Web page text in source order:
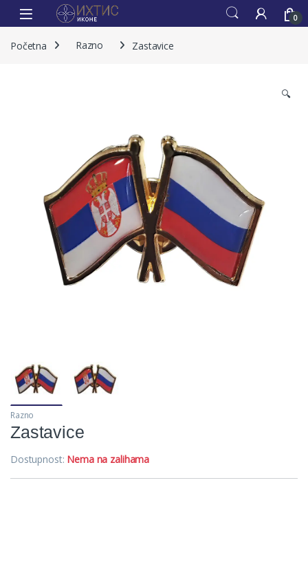
0
Početna Razno Zastavice
🔍
Razno
Zastavice
Dostupnost: Nema na zalihama